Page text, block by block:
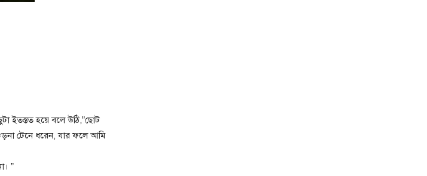
ইতস্তত হয়ে বলে উঠি,”ছোট
টেনে ধরেন, যার ফলে আমি
”